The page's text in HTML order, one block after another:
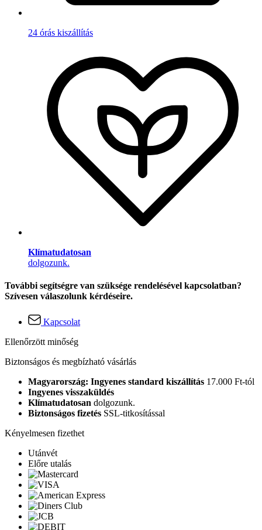
24 órás kiszállítás
Klímatudatosan
dolgozunk.
További segítségre van szüksége rendelésével kapcsolatban?
Szívesen válaszolunk kérdéseire.
Kapcsolat
Ellenőrzött minőség
Biztonságos és megbízható vásárlás
Magyarország: Ingyenes standard kiszállítás 17.000 Ft-tól
Ingyenes visszaküldés
Klímatudatosan dolgozunk.
Biztonságos fizetés SSL-titkosítással
Kényelmesen fizethet
Utánvét
Előre utalás